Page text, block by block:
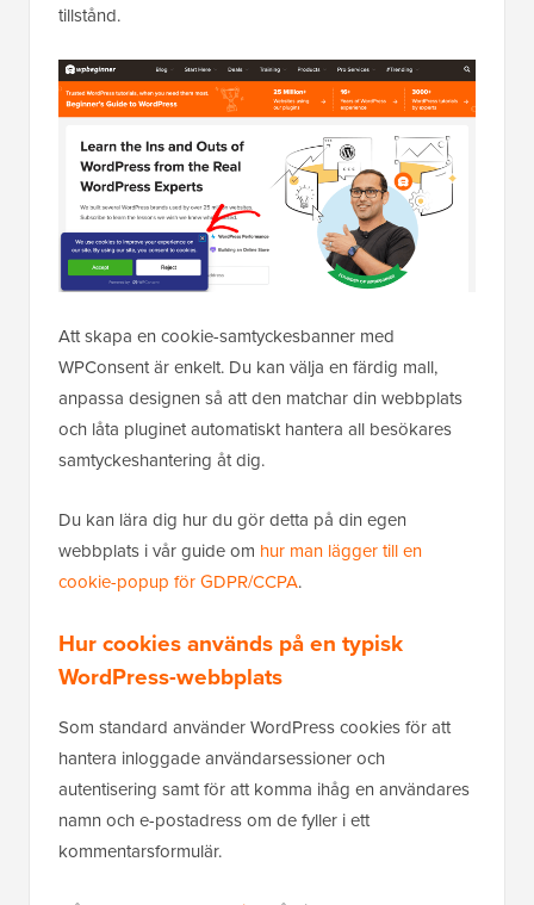
tillstånd.
Att skapa en cookie-samtyckesbanner med
WPConsent är enkelt. Du kan välja en färdig mall,
anpassa designen så att den matchar din webbplats
och låta pluginet automatiskt hantera all besökares
samtyckeshantering åt dig.
Du kan lära dig hur du gör detta på din egen
webbplats i vår guide om hur man lägger till en
cookie-popup för GDPR/CCPA.
Hur cookies används på en typisk
WordPress-webbplats
Som standard använder WordPress cookies för att
hantera inloggade användarsessioner och
autentisering samt för att komma ihåg en användares
namn och e-postadress om de fyller i ett
kommentarsformulär.